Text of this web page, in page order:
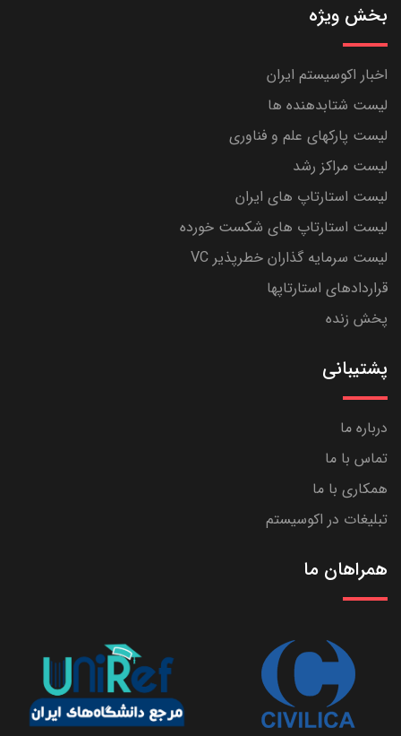
بخش ویژه
اخبار اکوسیستم ایران
لیست شتابدهنده ها
لیست پارکهای علم و فناوری
لیست مراکز رشد
لیست استارتاپ های ایران
لیست استارتاپ های شکست خورده
لیست سرمایه گذاران خطرپذیر VC
قراردادهای استارتاپها
پخش زنده
پشتیبانی
درباره ما
تماس با ما
همکاری با ما
تبلیغات در اکوسیستم
همراهان ما